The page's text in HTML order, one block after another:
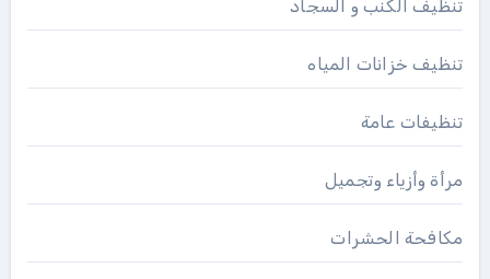
تنظيف الكنب و السجاد
تنظيف خزانات المياه
تنظيفات عامة
مرأة وأزياء وتجميل
مكافحة الحشرات